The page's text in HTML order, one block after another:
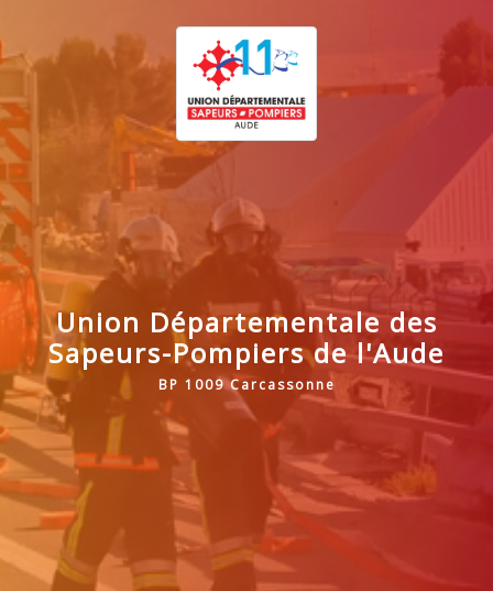
Union Départementale des
Sapeurs-Pompiers de l'Aude
BP 1009 Carcassonne